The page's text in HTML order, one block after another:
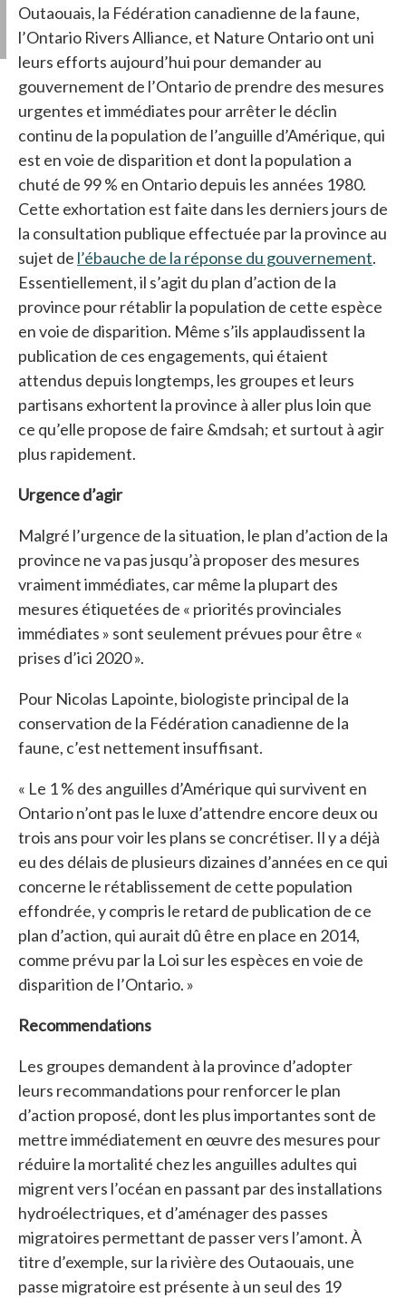
Outaouais, la Fédération canadienne de la faune,
l’Ontario Rivers Alliance, et Nature Ontario ont uni
leurs efforts aujourd’hui pour demander au
gouvernement de l’Ontario de prendre des mesures
urgentes et immédiates pour arrêter le déclin
continu de la population de l’anguille d’Amérique, qui
est en voie de disparition et dont la population a
chuté de 99 % en Ontario depuis les années 1980.
Cette exhortation est faite dans les derniers jours de
la consultation publique effectuée par la province au
sujet de l’ébauche de la réponse du gouvernement.
Essentiellement, il s’agit du plan d’action de la
province pour rétablir la population de cette espèce
en voie de disparition. Même s’ils applaudissent la
publication de ces engagements, qui étaient
attendus depuis longtemps, les groupes et leurs
partisans exhortent la province à aller plus loin que
ce qu’elle propose de faire &mdsah; et surtout à agir
plus rapidement.
Urgence d’agir
Malgré l’urgence de la situation, le plan d’action de la
province ne va pas jusqu’à proposer des mesures
vraiment immédiates, car même la plupart des
mesures étiquetées de « priorités provinciales
immédiates » sont seulement prévues pour être «
prises d’ici 2020 ».
Pour Nicolas Lapointe, biologiste principal de la
conservation de la Fédération canadienne de la
faune, c’est nettement insuffisant.
« Le 1 % des anguilles d’Amérique qui survivent en
Ontario n’ont pas le luxe d’attendre encore deux ou
trois ans pour voir les plans se concrétiser. Il y a déjà
eu des délais de plusieurs dizaines d’années en ce qui
concerne le rétablissement de cette population
effondrée, y compris le retard de publication de ce
plan d’action, qui aurait dû être en place en 2014,
comme prévu par la Loi sur les espèces en voie de
disparition de l’Ontario. »
Recommendations
Les groupes demandent à la province d’adopter
leurs recommandations pour renforcer le plan
d’action proposé, dont les plus importantes sont de
mettre immédiatement en œuvre des mesures pour
réduire la mortalité chez les anguilles adultes qui
migrent vers l’océan en passant par des installations
hydroélectriques, et d’aménager des passes
migratoires permettant de passer vers l’amont. À
titre d’exemple, sur la rivière des Outaouais, une
passe migratoire est présente à un seul des 19